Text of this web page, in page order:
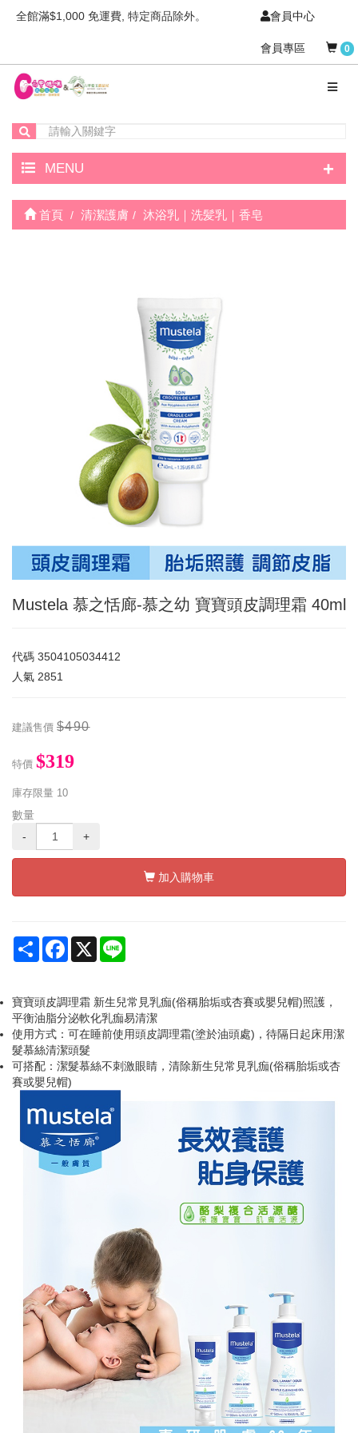
全館滿$1,000 免運費, 特定商品除外。 會員中心
會員專區 0
MENU +
首頁 清潔護膚 沐浴乳｜洗髪乳｜香皂
Mustela 慕之恬廊-慕之幼 寶寶頭皮調理霜 40ml
代碼 3504105034412
人氣 2851
建議售價 $490
特價 $319
庫存限量 10
數量
-
+
加入購物車
Share Facebook
X
寶寶頭皮調理霜 新生兒常見乳痂(俗稱胎垢或杏賽或嬰兒帽)照護，
平衡油脂分泌軟化乳痂易清潔
使用方式：可在睡前使用頭皮調理霜(塗於油頭處)，待隔日起床用潔
髮慕絲清潔頭髮
可搭配：潔髮慕絲不刺激眼睛，清除新生兒常見乳痂(俗稱胎垢或杏
賽或嬰兒帽)